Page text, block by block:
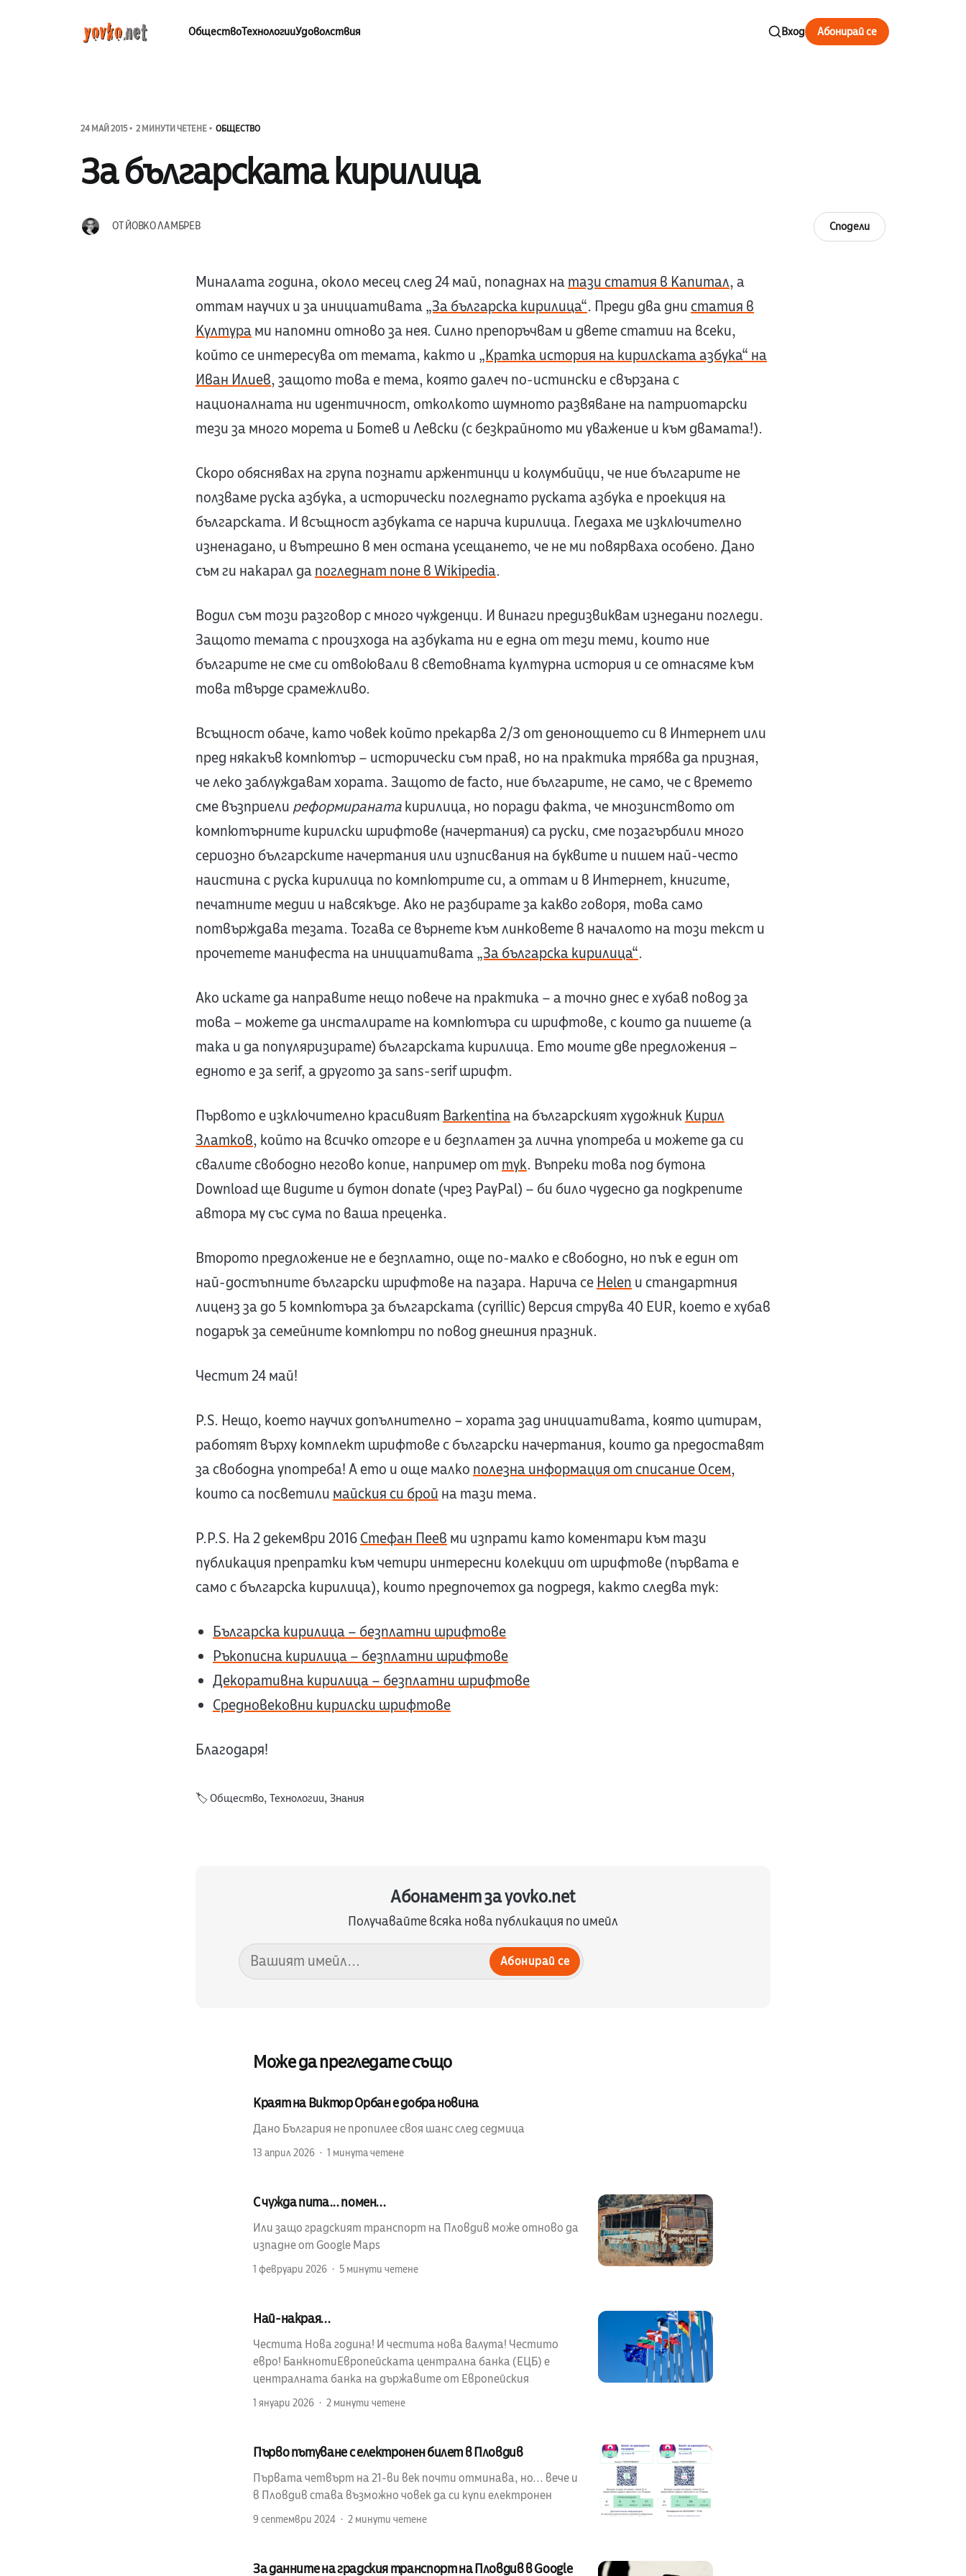
ОбществоТехнологииУдоволствия Вход Абонирай се
24 МАЙ 2015 2 МИНУТИ ЧЕТЕНЕ ОБЩЕСТВО
За българската кирилица
ОТЙОВКО ЛАМБРЕВ Сподели
Миналата година, около месец след 24 май, попаднах натази статия в Капитал, а
оттам научих и за инициативата„За българска кирилица“. Преди два дни статия в
Културами напомни отново за нея. Силно препоръчвам и двете статии на всеки,
който се интересува от темата, както и „Кратка история на кирилската азбука“ на
Иван Илиев, защото това е тема, която далеч по-истински е свързана с
националната ни идентичност, отколкото шумното развяване на патриотарски
тези за много морета и Ботев и Левски (с безкрайното ми уважение и към двамата!).
Скоро обяснявах на група познати аржентинци и колумбийци, че ние българите не
ползваме руска азбука, а исторически погледнато руската азбука е проекция на
българската. И всъщност азбуката се нарича кирилица. Гледаха ме изключително
изненадано, и вътрешно в мен остана усещането, че не ми повярваха особено. Дано
съм ги накарал дапогледнат поне в Wikipedia.
Водил съм този разговор с много чужденци. И винаги предизвиквам изнедани погледи.
Защото темата с произхода на азбуката ни е една от тези теми, които ние
българите не сме си отвоювали в световната културна история и се отнасяме към
това твърде срамежливо.
Всъщност обаче, като човек който прекарва 2/3 от денонощието си в Интернет или
пред някакъв компютър – исторически съм прав, но на практика трябва да призная,
че леко заблуждавам хората. Защото de facto, ние българите, не само, че с времето
сме възприели реформиранатакирилица, но поради факта, че мнозинството от
компютърните кирилски шрифтове (начертания) са руски, сме позагърбили много
сериозно българските начертания или изписвания на буквите и пишем най-често
наистина с руска кирилица по компютрите си, а оттам и в Интернет, книгите,
печатните медии и навсякъде. Ако не разбирате за какво говоря, това само
потвърждава тезата. Тогава се върнете към линковете в началото на този текст и
прочетете манифеста на инициативата„За българска кирилица“.
Ако искате да направите нещо повече на практика – а точно днес е хубав повод за
това – можете да инсталирате на компютъра си шрифтове, с които да пишете (а
така и да популяризирате) българската кирилица. Ето моите две предложения –
едното е за serif, а другото за sans-serif шрифт.
Първото е изключително красивият Barkentinaна българският художник Кирил
Златков, който на всичко отгоре е и безплатен за лична употреба и можете да си
свалите свободно негово копие, например от тук. Въпреки това под бутона
Download ще видите и бутон donate (чрез PayPal) – би било чудесно да подкрепите
автора му със сума по ваша преценка.
Второто предложение не е безплатно, още по-малко е свободно, но пък е един от
най-достъпните български шрифтове на пазара. Нарича се Helen и стандартния
лиценз за до 5 компютъра за българската (cyrillic) версия струва 40 EUR, което е хубав
подарък за семейните компютри по повод днешния празник.
Честит 24 май!
P.S. Нещо, което научих допълнително – хората зад инициативата, която цитирам,
работят върху комплект шрифтове с български начертания, които да предоставят
за свободна употреба! А ето и още малко полезна информация от списание Осем,
които са посветили майския си брой на тази тема.
P.P.S. На 2 декември 2016Стефан Пеев ми изпрати като коментари към тази
публикация препратки към четири интересни колекции от шрифтове (първата е
само с българска кирилица), които предпочетох да подредя, както следва тук:
Българска кирилица – безплатни шрифтове
Ръкописна кирилица – безплатни шрифтове
Декоративна кирилица – безплатни шрифтове
Средновековни кирилски шрифтове
Благодаря!
🏷️Общество,Технологии,Знания
Абонамент за yovko.net
Получавайте всяка нова публикация по имейл
Абонирай се
Може да прегледате също
Краят на Виктор Орбан е добра новина
Дано България не пропилее своя шанс след седмица
13 април 2026 1 минута четене
С чужда пита... помен...
Или защо градският транспорт на Пловдив може отново да
изпадне от Google Maps
1 февруари 2026 5 минути четене
Най-накрая...
Честита Нова година! И честита нова валута! Честито
евро! БанкнотиЕвропейската централна банка (ЕЦБ) е
централната банка на държавите от Европейския
1 януари 2026 2 минути четене
Първо пътуване с електронен билет в Пловдив
Първата четвърт на 21-ви век почти отминава, но... вече и
в Пловдив става възможно човек да си купи електронен
9 септември 2024 2 минути четене
За данните на градския транспорт на Пловдив в Google